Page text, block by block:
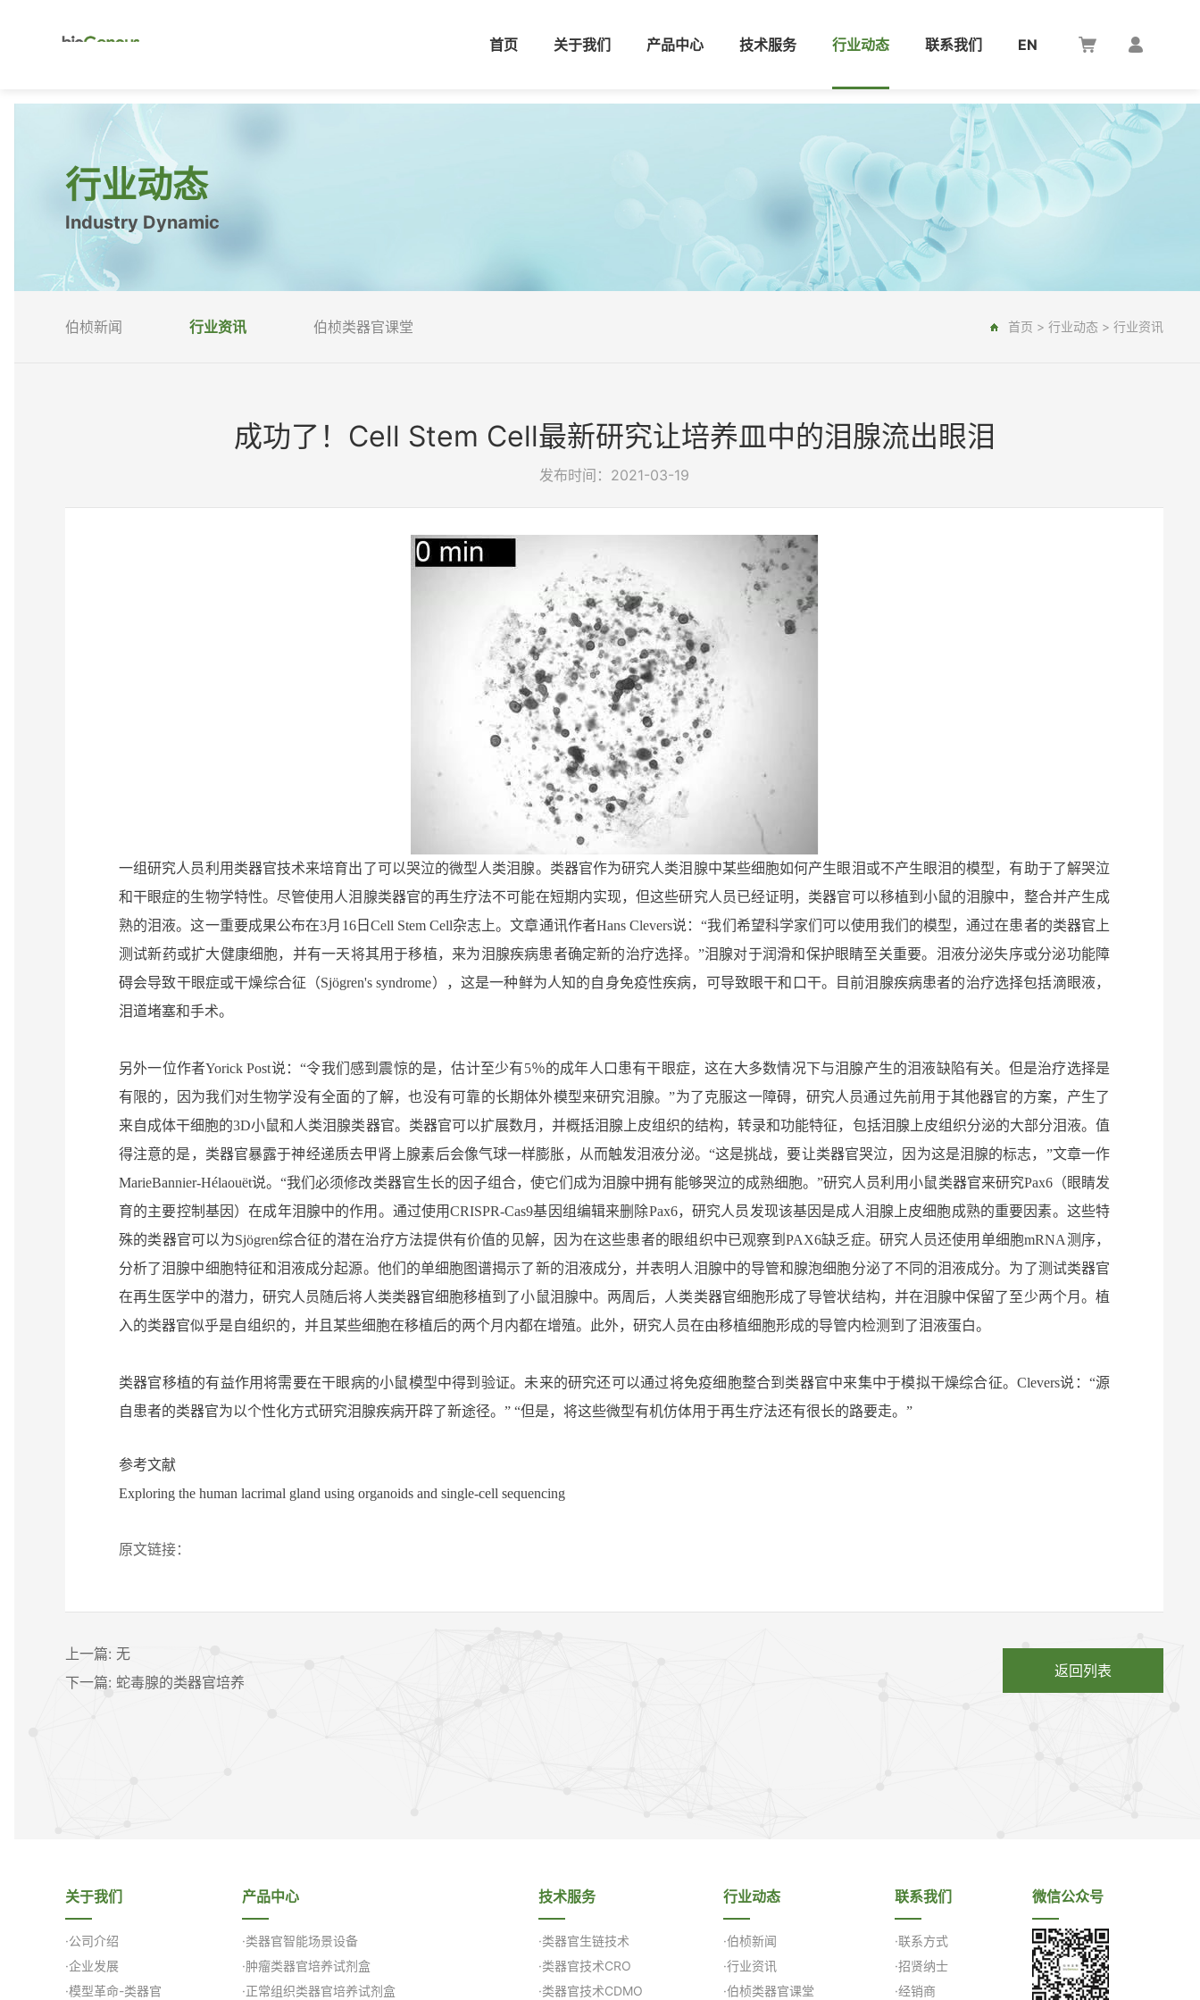
首页 关于我们 产品中心 技术服务 行业动态 联系我们 EN
行业动态
Industry Dynamic
伯桢新闻 行业资讯 伯桢类器官课堂 首页 > 行业动态 > 行业资讯
成功了！Cell Stem Cell最新研究让培养皿中的泪腺流出眼泪
发布时间：2021-03-19
一组研究人员利用类器官技术来培育出了可以哭泣的微型人类泪腺。类器官作为研究人类泪腺中某些细胞如何产生眼泪或不产生眼泪的模型，有助于了解哭泣
和干眼症的生物学特性。尽管使用人泪腺类器官的再生疗法不可能在短期内实现，但这些研究人员已经证明，类器官可以移植到小鼠的泪腺中，整合并产生成
熟的泪液。这一重要成果公布在3月16日Cell Stem Cell杂志上。文章通讯作者Hans Clevers说：“我们希望科学家们可以使用我们的模型，通过在患者的类器官上
测试新药或扩大健康细胞，并有一天将其用于移植，来为泪腺疾病患者确定新的治疗选择。”泪腺对于润滑和保护眼睛至关重要。泪液分泌失序或分泌功能障
碍会导致干眼症或干燥综合征（Sjögren's syndrome），这是一种鲜为人知的自身免疫性疾病，可导致眼干和口干。目前泪腺疾病患者的治疗选择包括滴眼液，
泪道堵塞和手术。
另外一位作者Yorick Post说：“令我们感到震惊的是，估计至少有5％的成年人口患有干眼症，这在大多数情况下与泪腺产生的泪液缺陷有关。但是治疗选择是
有限的，因为我们对生物学没有全面的了解，也没有可靠的长期体外模型来研究泪腺。”为了克服这一障碍，研究人员通过先前用于其他器官的方案，产生了
来自成体干细胞的3D小鼠和人类泪腺类器官。类器官可以扩展数月，并概括泪腺上皮组织的结构，转录和功能特征，包括泪腺上皮组织分泌的大部分泪液。值
得注意的是，类器官暴露于神经递质去甲肾上腺素后会像气球一样膨胀，从而触发泪液分泌。 “这是挑战，要让类器官哭泣，因为这是泪腺的标志，”文章一作
MarieBannier-Hélaouët说。“我们必须修改类器官生长的因子组合，使它们成为泪腺中拥有能够哭泣的成熟细胞。”研究人员利用小鼠类器官来研究Pax6（眼睛发
育的主要控制基因）在成年泪腺中的作用。通过使用CRISPR-Cas9基因组编辑来删除Pax6，研究人员发现该基因是成人泪腺上皮细胞成熟的重要因素。这些特
殊的类器官可以为Sjögren综合征的潜在治疗方法提供有价值的见解，因为在这些患者的眼组织中已观察到PAX6缺乏症。研究人员还使用单细胞mRNA测序，
分析了泪腺中细胞特征和泪液成分起源。他们的单细胞图谱揭示了新的泪液成分，并表明人泪腺中的导管和腺泡细胞分泌了不同的泪液成分。 为了测试类器官
在再生医学中的潜力，研究人员随后将人类类器官细胞移植到了小鼠泪腺中。两周后，人类类器官细胞形成了导管状结构，并在泪腺中保留了至少两个月。植
入的类器官似乎是自组织的，并且某些细胞在移植后的两个月内都在增殖。此外，研究人员在由移植细胞形成的导管内检测到了泪液蛋白。
类器官移植的有益作用将需要在干眼病的小鼠模型中得到验证。未来的研究还可以通过将免疫细胞整合到类器官中来集中于模拟干燥综合征。Clevers说：“源
自患者的类器官为以个性化方式研究泪腺疾病开辟了新途径。” “但是，将这些微型有机仿体用于再生疗法还有很长的路要走。”
参考文献
Exploring the human lacrimal gland using organoids and single-cell sequencing
原文链接：
返回列表
上一篇: 无
下一篇: 蛇毒腺的类器官培养
关于我们
·公司介绍
·企业发展
·模型革命-类器官
产品中心
·类器官智能场景设备
·肿瘤类器官培养试剂盒
·正常组织类器官培养试剂盒
技术服务
·类器官生链技术
·类器官技术CRO
·类器官技术CDMO
行业动态
·伯桢新闻
·行业资讯
·伯桢类器官课堂
联系我们
·联系方式
·招贤纳士
·经销商
微信公众号